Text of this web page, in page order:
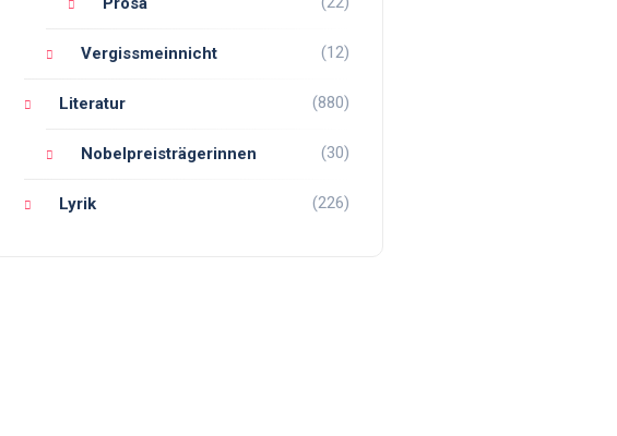
Vergissmeinnicht (12)
Literatur (880)
Nobelpreisträgerinnen (30)
Lyrik (226)